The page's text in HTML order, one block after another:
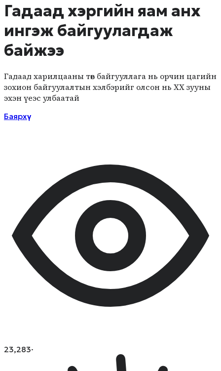
Гадаад хэргийн яам анх
ингэж байгуулагдаж
байжээ
Гадаад харилцааны төв байгууллага нь орчин цагийн
зохион байгуулалтын хэлбэрийг олсон нь ХХ зууны
эхэн үеэс улбаатай
Баярхүү
23,283·